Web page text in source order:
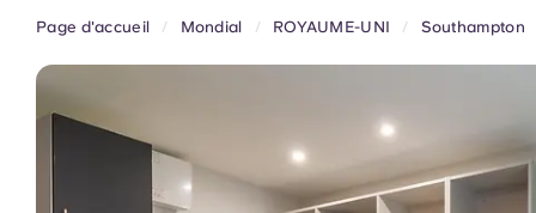
À proposLieuxPlus
English (GB) English (US)
Page d'accueil Mondial ROYAUME-UNI Southampton